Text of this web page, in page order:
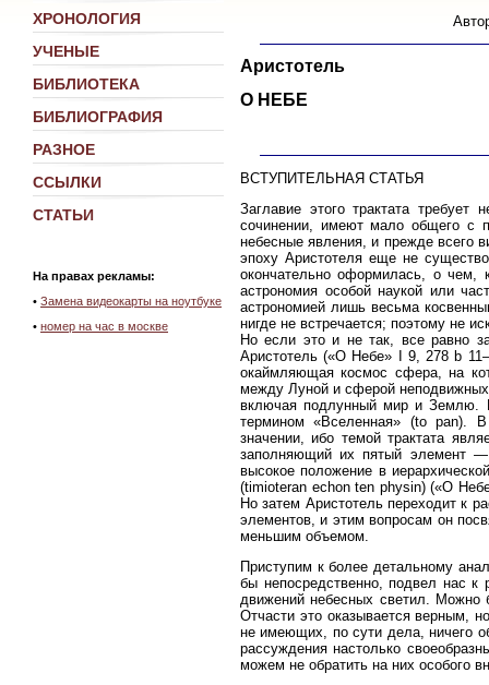
ХРОНОЛОГИЯ
УЧЕНЫЕ
БИБЛИОТЕКА
БИБЛИОГРАФИЯ
РАЗНОЕ
ССЫЛКИ
СТАТЬИ
На правах рекламы:
• Замена видеокарты на ноутбуке
• номер на час в москве
Аристотель
О НЕБЕ
ВСТУПИТЕЛЬНАЯ СТАТЬЯ
Заглавие этого трактата
сочинении, имеют мало общего с
небесные явления, и прежде всего
эпоху Аристотеля еще не
окончательно оформилась, о чем,
астрономия особой наукой или
астрономией лишь весьма
нигде не встречается; поэтому не
Но если это и не так, все равно
Аристотель («О Небе» I 9, 278 b
окаймляющая космос сфера, на
между Луной и сферой неподвижных
включая подлунный мир и Землю.
термином «Вселенная» (to pan). В
значении, ибо темой трактата
заполняющий их пятый элемент —
высокое положение в
(timioteran echon ten physin) («О
Но затем Аристотель переходит к
элементов, и этим вопросам он
меньшим объемом.
Приступим к более детальному
бы непосредственно, подвел нас
движений небесных светил. Можно
Отчасти это оказывается верным,
не имеющих, по сути дела, ничего
рассуждения настолько
можем не обратить на них особого